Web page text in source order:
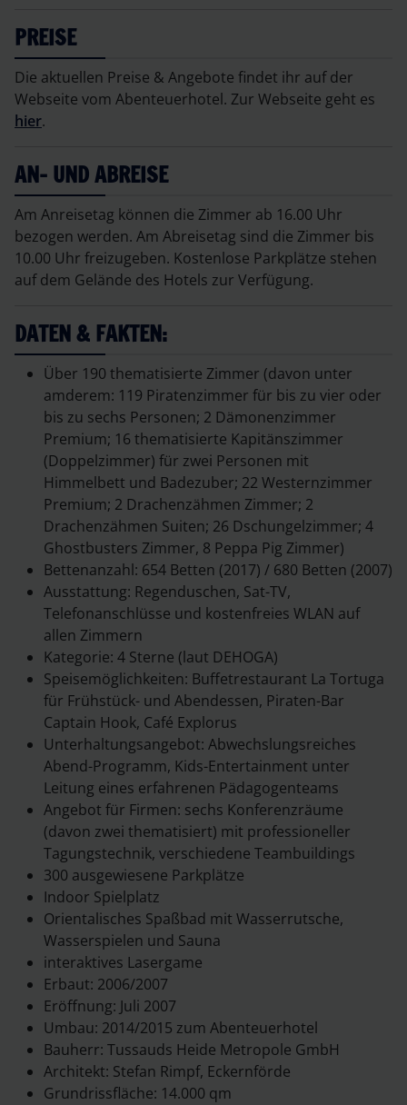
PREISE
Die aktuellen Preise & Angebote findet ihr auf der
Webseite vom Abenteuerhotel. Zur Webseite geht es
hier.
AN- UND ABREISE
Am Anreisetag können die Zimmer ab 16.00 Uhr
bezogen werden. Am Abreisetag sind die Zimmer bis
10.00 Uhr freizugeben. Kostenlose Parkplätze stehen
auf dem Gelände des Hotels zur Verfügung.
DATEN & FAKTEN:
Über 190 thematisierte Zimmer (davon unter
amderem: 119 Piratenzimmer für bis zu vier oder
bis zu sechs Personen; 2 Dämonenzimmer
Premium; 16 thematisierte Kapitänszimmer
(Doppelzimmer) für zwei Personen mit
Himmelbett und Badezuber; 22 Westernzimmer
Premium; 2 Drachenzähmen Zimmer; 2
Drachenzähmen Suiten; 26 Dschungelzimmer; 4
Ghostbusters Zimmer, 8 Peppa Pig Zimmer)
Bettenanzahl: 654 Betten (2017) / 680 Betten (2007)
Ausstattung: Regenduschen, Sat-TV,
Telefonanschlüsse und kostenfreies WLAN auf
allen Zimmern
Kategorie: 4 Sterne (laut DEHOGA)
Speisemöglichkeiten: Buffetrestaurant La Tortuga
für Frühstück- und Abendessen, Piraten-Bar
Captain Hook, Café Explorus
Unterhaltungsangebot: Abwechslungsreiches
Abend-Programm, Kids-Entertainment unter
Leitung eines erfahrenen Pädagogenteams
Angebot für Firmen: sechs Konferenzräume
(davon zwei thematisiert) mit professioneller
Tagungstechnik, verschiedene Teambuildings
300 ausgewiesene Parkplätze
Indoor Spielplatz
Orientalisches Spaßbad mit Wasserrutsche,
Wasserspielen und Sauna
interaktives Lasergame
Erbaut: 2006/2007
Eröffnung: Juli 2007
Umbau: 2014/2015 zum Abenteuerhotel
Bauherr: Tussauds Heide Metropole GmbH
Architekt: Stefan Rimpf, Eckernförde
Grundrissfläche: 14.000 qm